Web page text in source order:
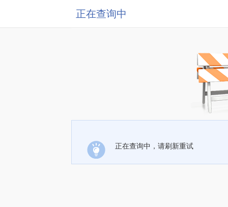
正在查询中
正在查询中，请刷新重试